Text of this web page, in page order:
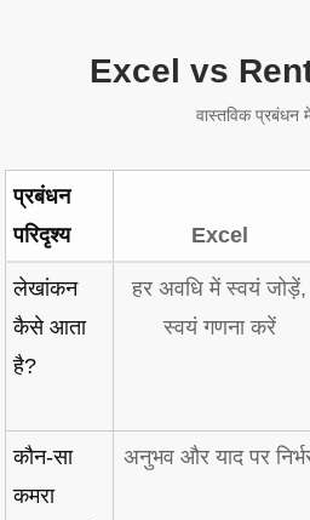
Excel vs
वास्तविक प्रबंधन
प्रबंधन
परिदृश्य
Excel
लेखांकन
कैसे आता
है?
हर अवधि में स्वयं जोड़ें,
स्वयं गणना करें
कौन-सा
कमरा
अनुभव और याद पर